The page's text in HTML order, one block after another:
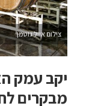
צילום אייל גוטמן
יקב עמק
מבקרים